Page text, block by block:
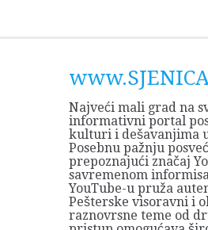
Najveći mali grad na
informativni portal
kulturi i dešavanjima
Posebnu pažnju
prepoznajući značaj
savremenom
YouTube-u pruža
Pešterske visoravni i
raznovrsne teme od